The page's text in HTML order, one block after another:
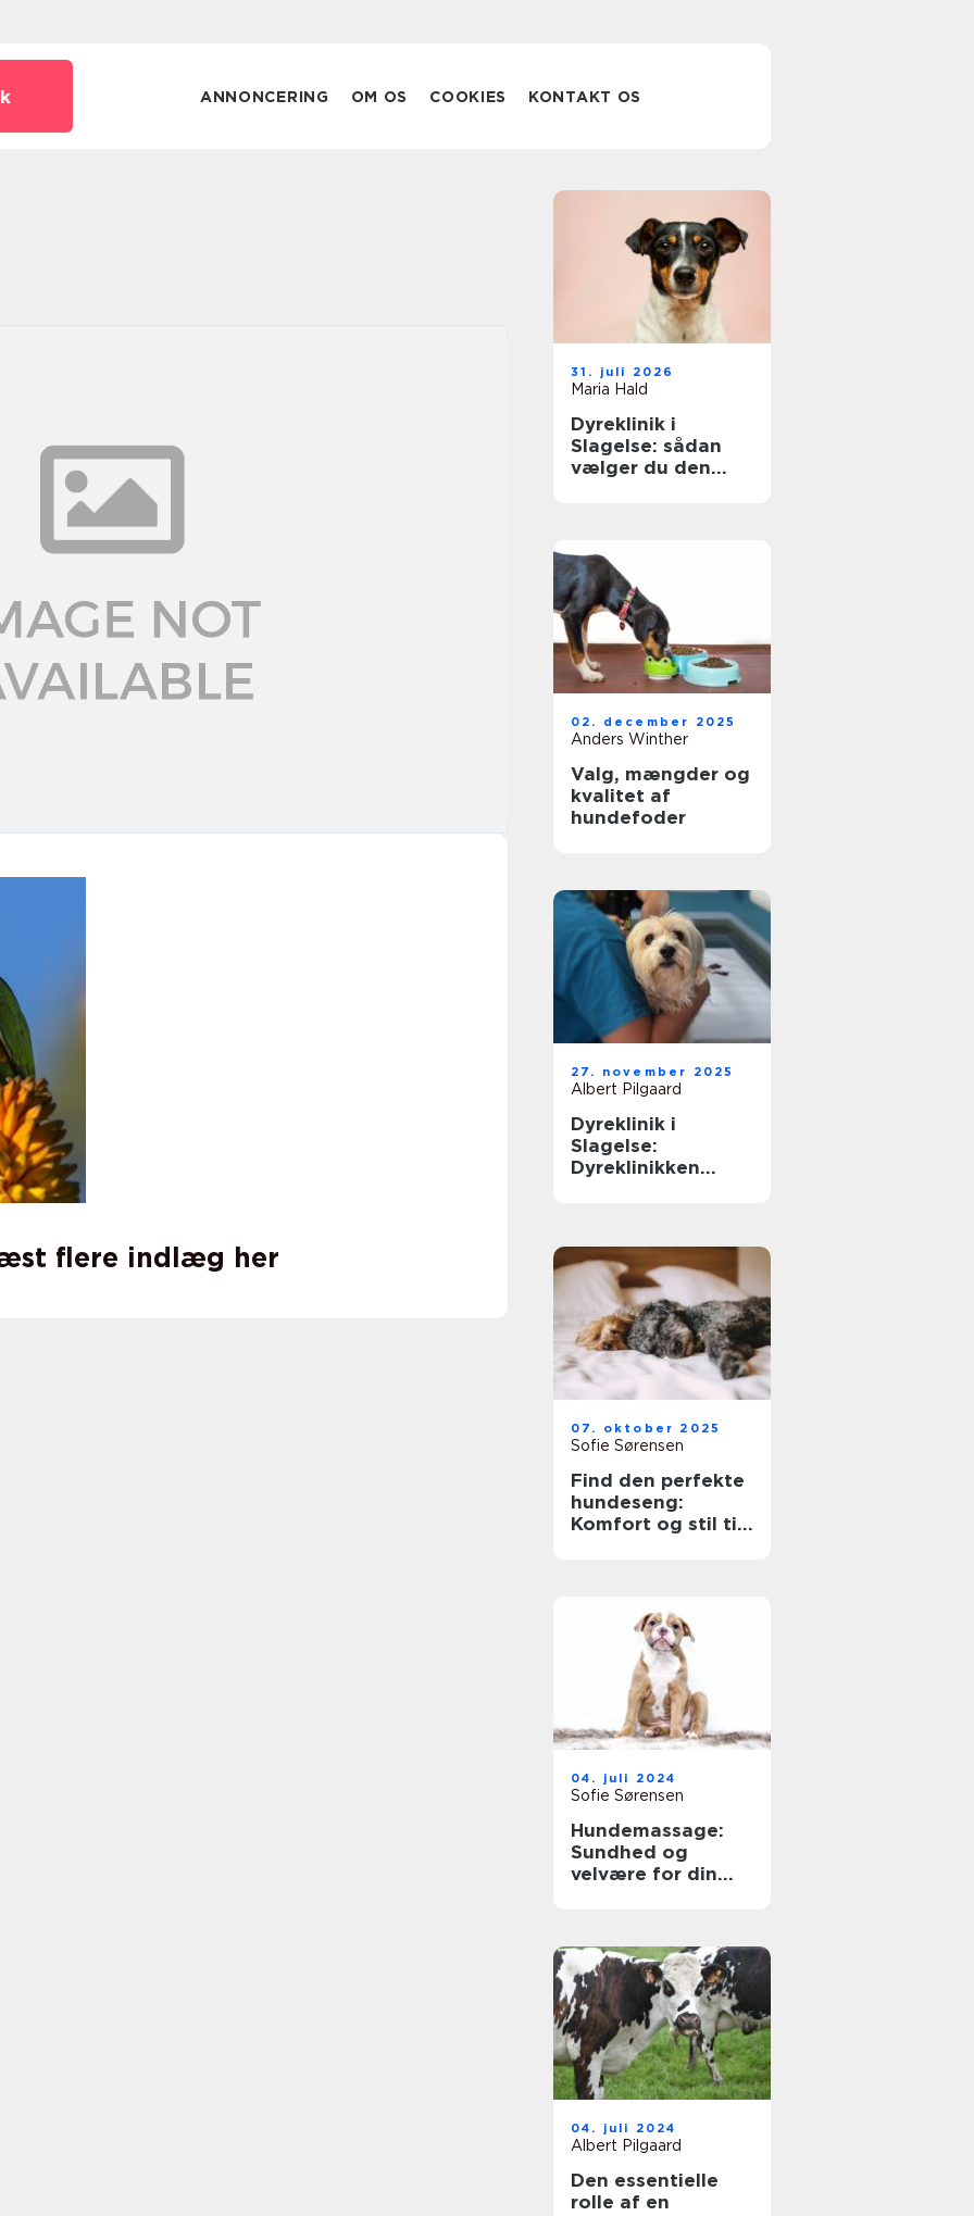
ANNONCERING OM OS COOKIES KONTAKT OS
flere indlæg her
31. juli 2026
Maria Hald
Dyreklinik i
Slagelse: sådan
vælger du den
02. december 2025
Anders Winther
Valg, mængder og
kvalitet af
hundefoder
27. november 2025
Albert Pilgaard
Dyreklinik i
Slagelse:
Dyreklinikken
07. oktober 2025
Sofie Sørensen
Find den perfekte
hundeseng:
Komfort og stil til
04. juli 2024
Sofie Sørensen
Hundemassage:
Sundhed og
velvære for din
04. juli 2024
Albert Pilgaard
Den essentielle
rolle af en